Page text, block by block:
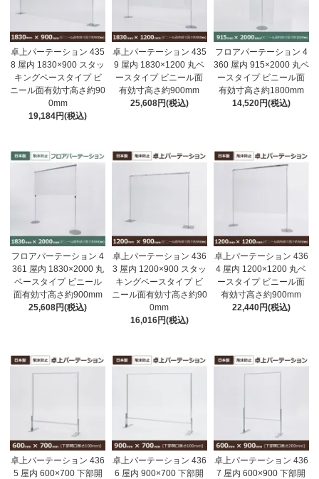
卓上パーテーション 435
8 屋内 1830×900 スタッ
キングベースタイプ ビ
ニール面有効寸高さ約90
0mm
19,184円(税込)
卓上パーテーション 435
9 屋内 1830×1200 丸ベ
ースタイプ ビニール面
有効寸高さ約900mm
25,608円(税込)
フロアパーテーション 4
360 屋内 915×2000 丸ベ
ースタイプ ビニール面
有効寸高さ約1800mm
14,520円(税込)
フロアパーテーション 4
361 屋内 1830×2000 丸
ベースタイプ ビニール
面有効寸高さ約900mm
25,608円(税込)
卓上パーテーション 436
3 屋内 1200×900 スタッ
キングベースタイプ ビ
ニール面有効寸高さ約90
0mm
16,016円(税込)
卓上パーテーション 436
4 屋内 1200×1200 丸ベ
ースタイプ ビニール面
有効寸高さ約900mm
22,440円(税込)
卓上パーテーション 436
5 屋内 600×700 下部開
卓上パーテーション 436
6 屋内 900×700 下部開
卓上パーテーション 436
7 屋内 600×900 下部開